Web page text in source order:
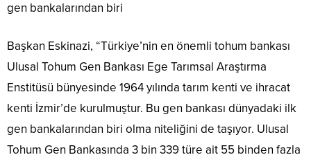
gen bankalarından biri
Başkan Eskinazi, “Türkiye’nin en önemli tohum bankası
Ulusal Tohum Gen Bankası Ege Tarımsal Araştırma
Enstitüsü bünyesinde 1964 yılında tarım kenti ve ihracat
kenti İzmir’de kurulmuştur. Bu gen bankası dünyadaki ilk
gen bankalarından biri olma niteliğini de taşıyor. Ulusal
Tohum Gen Bankasında 3 bin 339 türe ait 55 binden fazla